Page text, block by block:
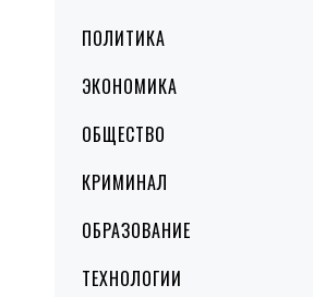
MenuПОЛИТИКА
ЭКОНОМИКА
ОБЩЕСТВО
КРИМИНАЛ
ОБРАЗОВАНИЕ
ТЕХНОЛОГИИ